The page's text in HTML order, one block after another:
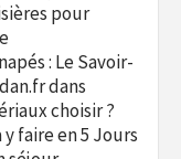
pour
: Le Savoir-
dans
choisir ?
faire en 5 Jours